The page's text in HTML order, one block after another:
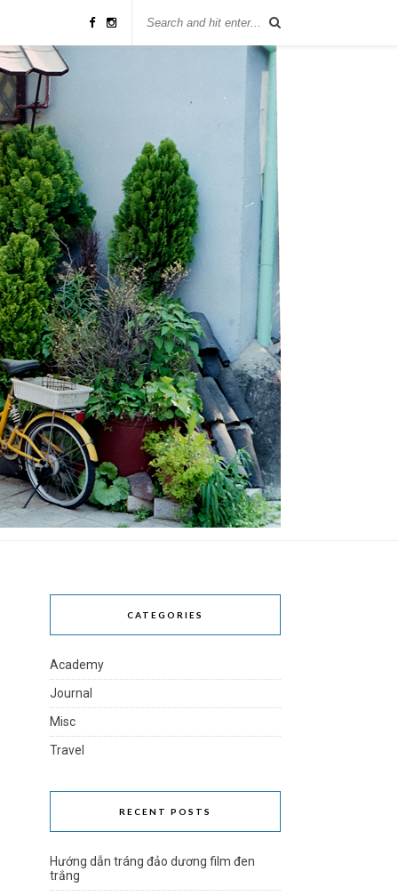
CATEGORIES
Academy
Journal
Misc
Travel
RECENT POSTS
Hướng dẫn tráng đảo dương film đen
trắng